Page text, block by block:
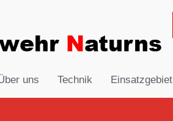
uns Technik Einsatzgebiet